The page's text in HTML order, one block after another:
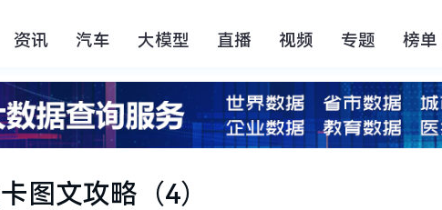
资讯 汽车 大模型 直播 视频 专题 榜单
图文攻略（4）